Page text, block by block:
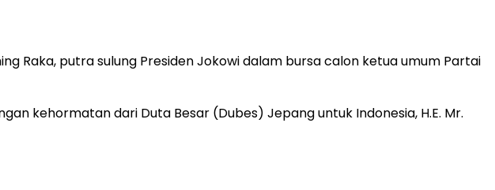
Raka, putra sulung Presiden Jokowi dalam bursa calon ketua umum Partai